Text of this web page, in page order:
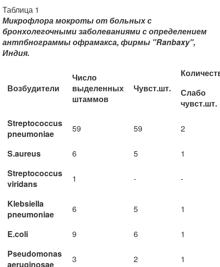
Таблица 1
Микрофлора мокроты от больных с
бронхолегочными заболеваниями с определением
антпбнограммы офрамакса, фирмы "Ranbaxy",
Индия.
Возбудители
Число
выделенных
штаммов
Чувст.шт.
Слабо
чувст.шт.
Streptococcus
pneumoniae
59 59 2
S.aureus 6 5
1
Streptococcus
viridans
1 - -
Klebsiella
pneumoniae
6 5 1
E.coli 9 6
1
Pseudomonas
aeruginosae
3 2 1